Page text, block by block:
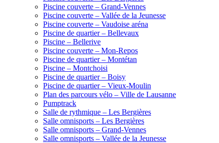
Piscine couverte – Grand-Vennes
Piscine couverte – Vallée de la Jeunesse
Piscine couverte – Vaudoise aréna
Piscine de quartier – Bellevaux
Piscine – Bellerive
Piscine couverte – Mon-Repos
Piscine de quartier – Montétan
Piscine – Montchoisi
Piscine de quartier – Boisy
Piscine de quartier – Vieux-Moulin
Plan des parcours vélo – Ville de Lausanne
Pumptrack
Salle de rythmique – Les Bergières
Salle omnisports – Les Bergières
Salle omnisports – Grand-Vennes
Salle omnisports – Vallée de la Jeunesse